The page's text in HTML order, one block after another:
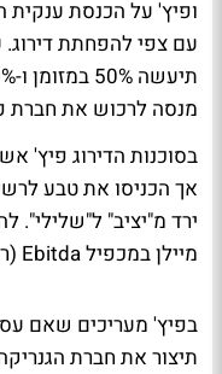
ופיץ' על הכנסת
עם צפי להפחתת
מנסה לרכוש את חברת פריגו
אך הכניסו את טבע
ירד מ"יציב"
מיילן במכפיל Ebitda (רווח לפני הוצאות מימון ומס) של 14.
בפיץ' מעריכים שאם